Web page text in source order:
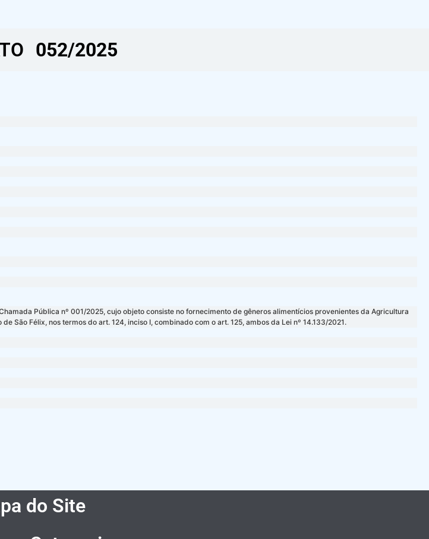
052/2025
Pública nº 001/2025, cujo objeto consiste no fornecimento de gêneros alimentícios provenientes da Agricultura
São Félix, nos termos do art. 124, inciso I, combinado com o art. 125, ambos da Lei nº 14.133/2021.
do Site